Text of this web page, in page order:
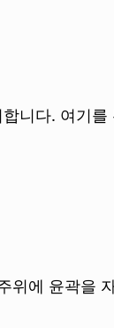
니다. 여기를
위에 윤곽을